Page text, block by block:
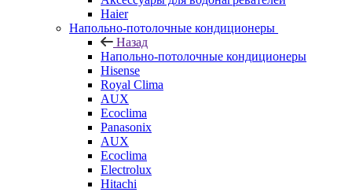
Haier
Напольно-потолочные кондиционеры
Назад
Напольно-потолочные кондиционеры
Hisense
Royal Clima
AUX
Ecoclima
Panasonix
AUX
Ecoclima
Electrolux
Hitachi